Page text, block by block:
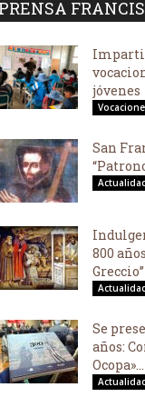
jóvenes
San
800
Greccio”
Se
años:
Ocopa»...